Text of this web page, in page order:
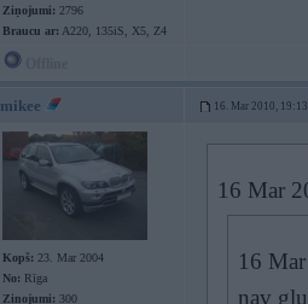
Ziņojumi: 2796
Braucu ar: A220, 135iS, X5, Z4
mikee 16. Mar 2010, 19:13
Kopš: 23. Mar 2004
No: Rīga
Ziņojumi: 300
16 Mar
16
nav